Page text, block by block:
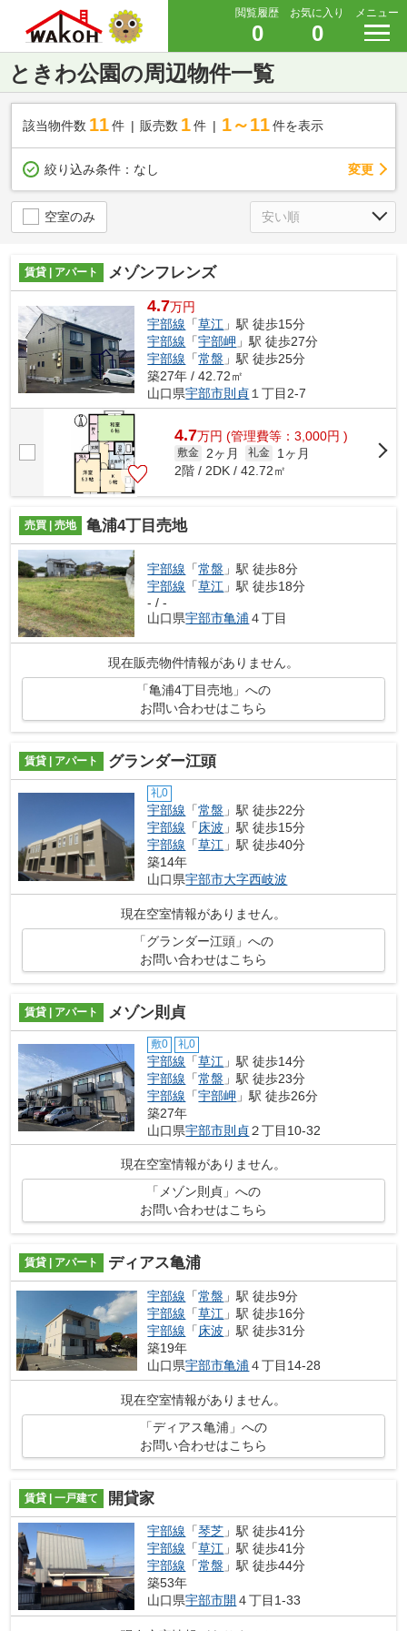
閲覧履歴
0
お気に入り
0
メニュー
ときわ公園の周辺物件一覧
該当物件数 11件 販売数 1 件 1～11 件を表示
絞り込み条件： なし 変更
空室のみ
賃貸 | アパート メゾンフレンズ
4.7万円
宇部線 「草江 」駅 徒歩15分
宇部線 「宇部岬 」駅 徒歩27分
宇部線 「常盤 」駅 徒歩25分
築27年 / 42.72㎡
山口県宇部市則貞１丁目2-7
4.7万円 (管理費等：3,000円 )
敷金 2ヶ月 礼金
1ヶ月
2階 / 2DK / 42.72㎡
売買 | 売地 亀浦4丁目売地
宇部線 「常盤 」駅 徒歩8分
宇部線 「草江 」駅 徒歩18分
- / -
山口県宇部市亀浦 ４丁目
現在販売物件情報がありません。
「亀浦4丁目売地」への
お問い合わせはこちら
賃貸 | アパート グランダー江頭
礼0
宇部線 「常盤 」駅 徒歩22分
宇部線 「 床波 」駅 徒歩15分
宇部線 「草江 」駅 徒歩40分
築14年
山口県宇部市大字西岐波
現在空室情報がありません。
「グランダー江頭」への
お問い合わせはこちら
賃貸 | アパート メゾン則貞
敷0 礼0
宇部線 「草江 」駅 徒歩14分
宇部線 「常盤 」駅 徒歩23分
宇部線 「宇部岬 」駅 徒歩26分
築27年
山口県宇部市則貞２丁目10-32
現在空室情報がありません。
「メゾン則貞」への
お問い合わせはこちら
賃貸 | アパート ディアス亀浦
宇部線 「常盤 」駅 徒歩9分
宇部線 「草江 」駅 徒歩16分
宇部線 「 床波 」駅 徒歩31分
築19年
山口県宇部市亀浦 ４丁目14-28
現在空室情報がありません。
「ディアス亀浦」への
お問い合わせはこちら
賃貸 | 一戸建て 開貸家
宇部線 「琴芝 」駅 徒歩41分
宇部線 「草江 」駅 徒歩41分
宇部線 「常盤 」駅 徒歩44分
築53年
山口県宇部市開 ４丁目1-33